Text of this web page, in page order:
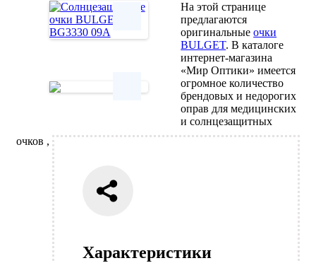
Характеристики
На этой странице
предлагаются
оригинальныеочки
BULGET. В каталоге
интернет-магазина
«Мир Оптики» имеется
огромное количество
брендовых и недорогих
оправ для медицинских
и солнцезащитных
очков ,